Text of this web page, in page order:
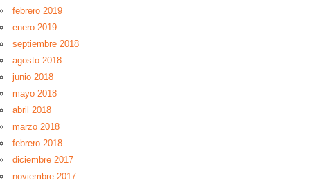
febrero 2019
enero 2019
septiembre 2018
agosto 2018
junio 2018
mayo 2018
abril 2018
marzo 2018
febrero 2018
diciembre 2017
noviembre 2017